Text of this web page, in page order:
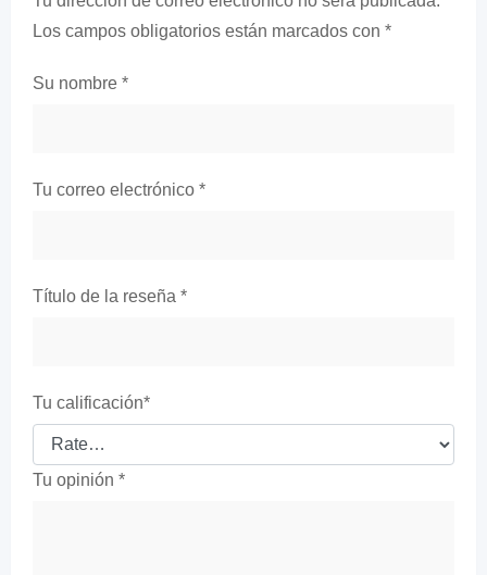
Los campos obligatorios están marcados con *
Su nombre *
Tu correo electrónico *
Título de la reseña *
Tu calificación*
Tu opinión *